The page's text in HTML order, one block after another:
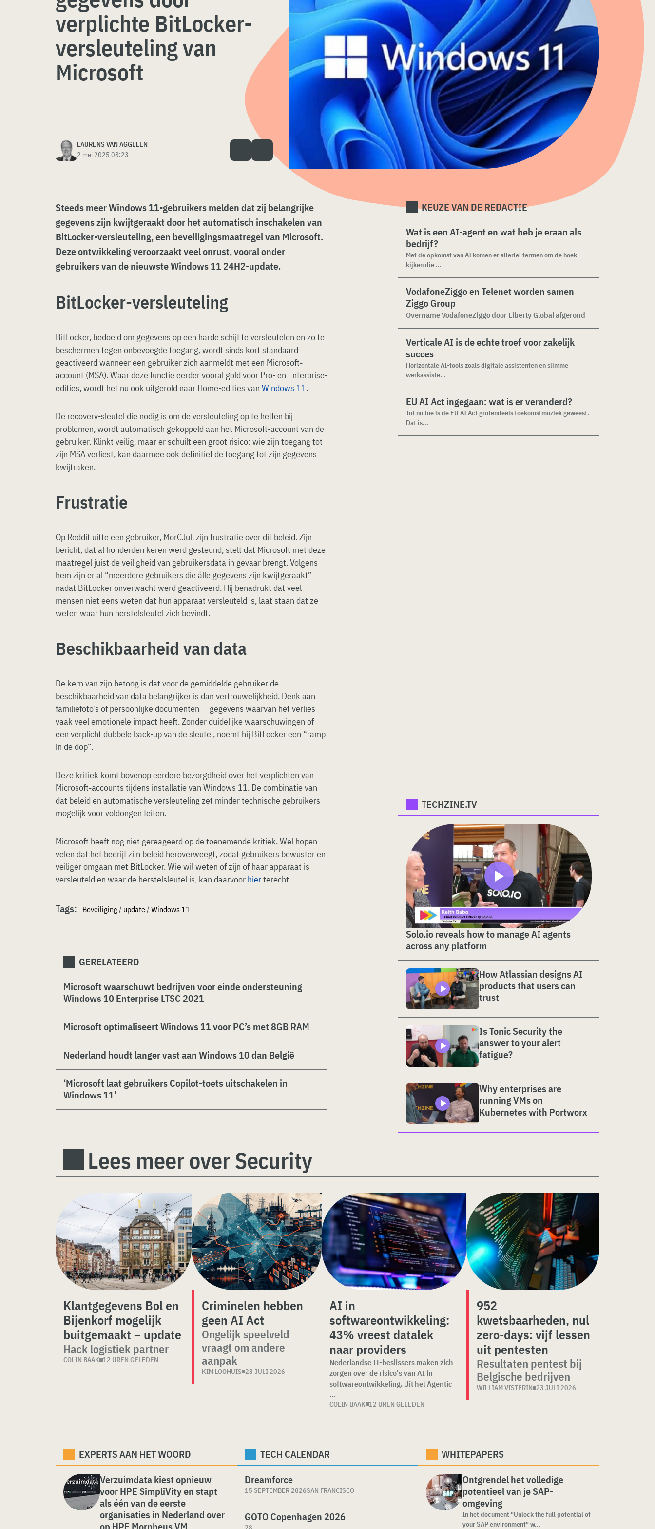
verplichte BitLocker-
versleuteling van
Microsoft
LAURENS VAN AGGELEN
2 mei 2025 08:23
Steeds meer Windows 11-gebruikers melden dat zij belangrijke
gegevens zijn kwijtgeraakt door het automatisch inschakelen van
BitLocker-versleuteling, een beveiligingsmaatregel van Microsoft.
Deze ontwikkeling veroorzaakt veel onrust, vooral onder
gebruikers van de nieuwste Windows 11 24H2-update.
BitLocker-versleuteling
BitLocker, bedoeld om gegevens op een harde schijf te versleutelen en zo te
beschermen tegen onbevoegde toegang, wordt sinds kort standaard
geactiveerd wanneer een gebruiker zich aanmeldt met een Microsoft-
account (MSA). Waar deze functie eerder vooral gold voor Pro- en Enterprise-
edities, wordt het nu ook uitgerold naar Home-edities van Windows 11.
De recovery-sleutel die nodig is om de versleuteling op te heffen bij
problemen, wordt automatisch gekoppeld aan het Microsoft-account van de
gebruiker. Klinkt veilig, maar er schuilt een groot risico: wie zijn toegang tot
zijn MSA verliest, kan daarmee ook definitief de toegang tot zijn gegevens
kwijtraken.
Frustratie
Op Reddit uitte een gebruiker, MorCJul, zijn frustratie over dit beleid. Zijn
bericht, dat al honderden keren werd gesteund, stelt dat Microsoft met deze
maatregel juist de veiligheid van gebruikersdata in gevaar brengt. Volgens
hem zijn er al “meerdere gebruikers die álle gegevens zijn kwijtgeraakt”
nadat BitLocker onverwacht werd geactiveerd. Hij benadrukt dat veel
mensen niet eens weten dat hun apparaat versleuteld is, laat staan dat ze
weten waar hun herstelsleutel zich bevindt.
Beschikbaarheid van data
De kern van zijn betoog is dat voor de gemiddelde gebruiker de
beschikbaarheid van data belangrijker is dan vertrouwelijkheid. Denk aan
familiefoto’s of persoonlijke documenten — gegevens waarvan het verlies
vaak veel emotionele impact heeft. Zonder duidelijke waarschuwingen of
een verplicht dubbele back-up van de sleutel, noemt hij BitLocker een “ramp
in de dop”.
Deze kritiek komt bovenop eerdere bezorgdheid over het verplichten van
Microsoft-accounts tijdens installatie van Windows 11. De combinatie van
dat beleid en automatische versleuteling zet minder technische gebruikers
mogelijk voor voldongen feiten.
Microsoft heeft nog niet gereageerd op de toenemende kritiek. Wel hopen
velen dat het bedrijf zijn beleid heroverweegt, zodat gebruikers bewuster en
veiliger omgaan met BitLocker. Wie wil weten of zijn of haar apparaat is
versleuteld en waar de herstelsleutel is, kan daarvoor hierterecht.
Tags: Beveiliging/ update/ Windows 11
GERELATEERD
Microsoft waarschuwt bedrijven voor einde ondersteuning
Windows 10 Enterprise LTSC 2021
Microsoft optimaliseert Windows 11 voor PC’s met 8GB RAM
Nederland houdt langer vast aan Windows 10 dan België
‘Microsoft laat gebruikers Copilot-toets uitschakelen in
Windows 11’
KEUZE VAN DE REDACTIE
Wat is een AI-agent en wat heb je eraan als
bedrijf?
Met de opkomst van AI komen er allerlei termen om de hoek
kijken die ...
VodafoneZiggo en Telenet worden samen
Ziggo Group
Overname VodafoneZiggo door Liberty Global afgerond
Verticale AI is de echte troef voor zakelijk
succes
Horizontale AI-tools zoals digitale assistenten en slimme
werkassiste...
EU AI Act ingegaan: wat is er veranderd?
Tot nu toe is de EU AI Act grotendeels toekomstmuziek geweest.
Dat is...
TECHZINE.TV
Solo.io reveals how to manage AI agents
across any platform
How Atlassian designs AI
products that users can
trust
Is Tonic Security the
answer to your alert
fatigue?
Why enterprises are
running VMs on
Kubernetes with Portworx
Lees meer over Security
Klantgegevens Bol en
Bijenkorf mogelijk
buitgemaakt – update
Hack logistiek partner
COLIN BAAK 12 UREN GELEDEN
Criminelen hebben
geen AI Act
Ongelijk speelveld
vraagt om andere
aanpak
KIM LOOHUIS 28 JULI 2026
AI in
softwareontwikkeling:
43% vreest datalek
naar providers
Nederlandse IT-beslissers maken zich
zorgen over de risico's van AI in
softwareontwikkeling. Uit het Agentic
...
COLIN BAAK 12 UREN GELEDEN
952
kwetsbaarheden, nul
zero-days: vijf lessen
uit pentesten
Resultaten pentest bij
Belgische bedrijven
WILLIAM VISTERIN 23 JULI 2026
EXPERTS AAN HET WOORD
Verzuimdata kiest opnieuw
voor HPE SimpliVity en stapt
als één van de eerste
organisaties in Nederland over
op HPE Morpheus VM
TECH CALENDAR
Dreamforce
15 SEPTEMBER 2026SAN FRANCISCO
GOTO Copenhagen 2026
WHITEPAPERS
Ontgrendel het volledige
potentieel van je SAP-
omgeving
In het document "Unlock the full potential of
your SAP environment" w...